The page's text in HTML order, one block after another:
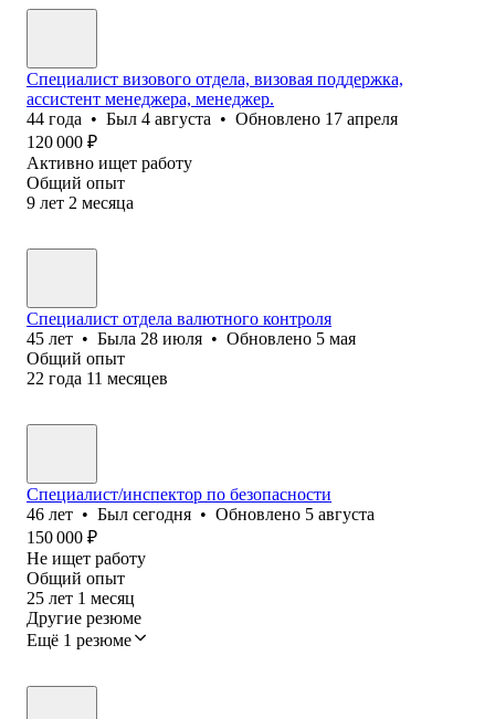
Специалист визового отдела, визовая поддержка,
ассистент менеджера, менеджер.
44 года • Был 4 августа • Обновлено 17 апреля
120 000 ₽
Активно ищет работу
Общий опыт
9 лет 2 месяца
Специалист отдела валютного контроля
45 лет • Была 28 июля • Обновлено 5 мая
Общий опыт
22 года 11 месяцев
Специалист/инспектор по безопасности
46 лет • Был сегодня • Обновлено 5 августа
150 000 ₽
Не ищет работу
Общий опыт
25 лет 1 месяц
Другие резюме
Ещё 1 резюме